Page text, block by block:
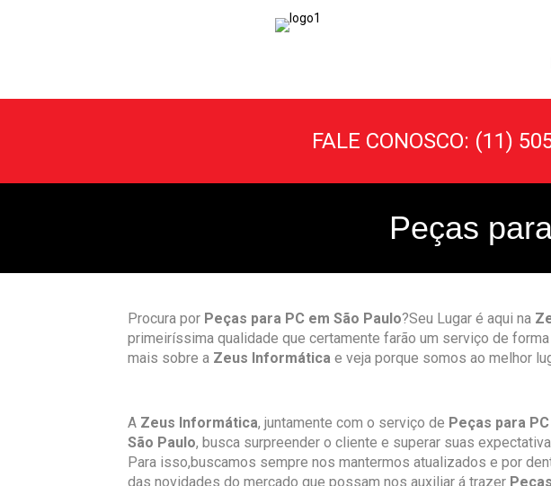
FALE CONOSCO: (11)
Peças
Procura por Peças para PC em São Paulo?Seu Lugar é aqui na
primeiríssima qualidade que certamente farão um serviço de
mais sobre a Zeus Informática e veja porque somos ao melhor
A Zeus Informática, juntamente com o serviço de Peças para
São Paulo, busca surpreender o cliente e superar suas
Para isso,buscamos sempre nos mantermos atualizados e por
das novidades do mercado que possam nos auxiliar á trazer Peças